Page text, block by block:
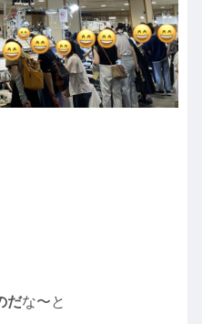
だな〜と